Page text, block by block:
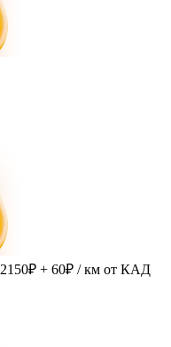
2150₽ + 60₽ / км от КАД